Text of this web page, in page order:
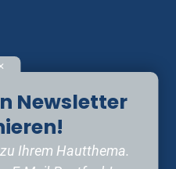
Newsletter
Ihrem Hautthema.